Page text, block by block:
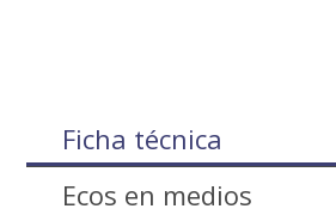
Ficha técnica
Ecos en medios